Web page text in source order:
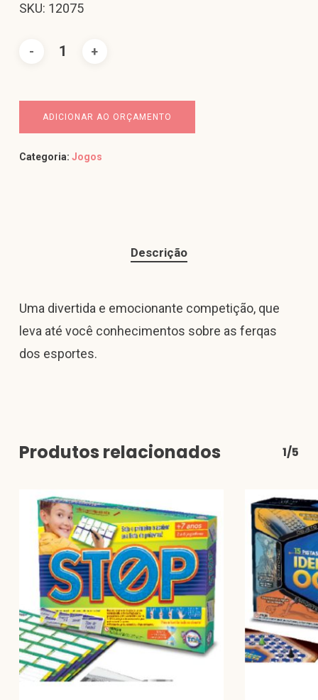
SKU: 12075
ADICIONAR AO ORÇAMENTO
Categoria: Jogos
Descrição
Uma divertida e emocionante competição, que
leva até você conhecimentos sobre as ferqas
dos esportes.
Produtos relacionados 1/5